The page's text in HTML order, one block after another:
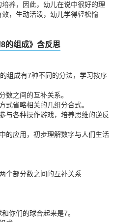
养，因此，幼儿在说中很好的理
，生动活泼，幼儿学得轻松愉
的组成》含反思
成有7种不同的分法，学习按序
之间的互补关系。
省略相关的几组分合式。
各种操作游戏，培养思维的逆反
应用，初步理解数字与人们生活
部分数之间的互补关系
们的球合起来是7。